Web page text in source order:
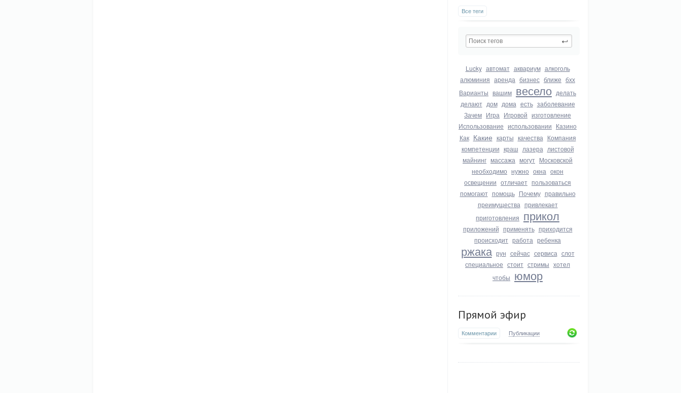
Все теги
Lucky автомат аквариум алкоголь
алюминия аренда бизнес ближе бхх
Варианты вашим весело делать
делают дом дома есть заболевание
Зачем Игра Игровой изготовление
Использование использовании Казино
Как Какие карты качества Компания
компетенции краш лазера листовой
майнинг массажа могут Московской
необходимо нужно окна окон
освещении отличает пользоваться
помогают помощь Почему правильно
преимущества привлекает
приготовления прикол
приложений применять приходится
происходит работа ребенка
ржака рун сейчас сервиса слот
специальное стоит стримы хотел
чтобы юмор
Прямой эфир
Комментарии Публикации